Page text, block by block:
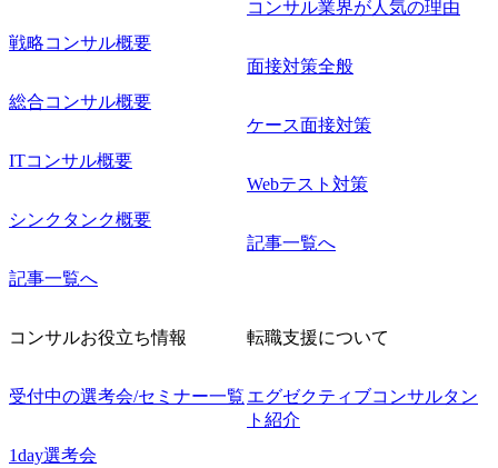
戦略コンサル概要
総合コンサル概要
ITコンサル概要
シンクタンク概要
記事一覧へ
コンサル業界が人気の理由
面接対策全般
ケース面接対策
Webテスト対策
記事一覧へ
コンサルお役立ち情報
受付中の選考会/セミナー一覧
1day選考会
転職支援について
エグゼクティブコンサルタン
ト紹介